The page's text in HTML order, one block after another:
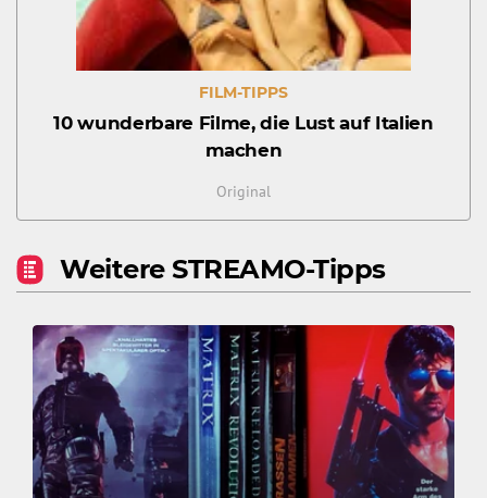
FILM-TIPPS
10 wunderbare Filme, die Lust auf Italien
machen
Original
Weitere STREAMO-Tipps